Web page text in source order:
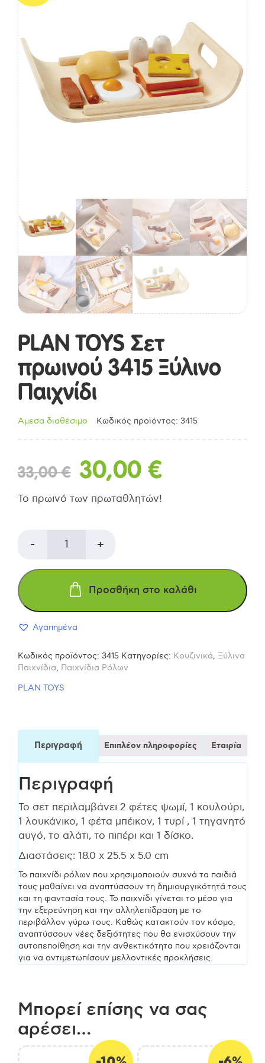
PLAN TOYS Σετ
πρωινού 3415 Ξύλινο
Παιχνίδι
Άμεσα διαθέσιμο Κωδικός προϊόντος: 3415
33,00€ Original
price
was:
33,00 €.
30,00 €Η
είναι:
30,00 €.
Το πρωινό των πρωταθλητών!
- PLAN
TOYS
πρωινού
3415
Ξύλινο
ποσότητα
+
Προσθήκη στο καλάθι
Αγαπημένα
Κωδικός προϊόντος: 3415 Κατηγορίες: Κουζινικά, Ξύλινα
Παιχνίδια, Παιχνίδια Ρόλων
PLAN TOYS
Περιγραφή Επιπλέον πληροφορίες Εταιρία
Περιγραφή
Το σετ περιλαμβάνει 2 φέτες ψωμί, 1 κουλούρι,
1 λουκάνικο, 1 φέτα μπέικον, 1 τυρί , 1 τηγανητό
αυγό, το αλάτι, το πιπέρι και 1 δίσκο.
Διαστάσεις: 18.0 x 25.5 x 5.0 cm
Το παιχνίδι ρόλων που χρησιμοποιούν συχνά τα παιδιά
τους μαθαίνει να αναπτύσσουν τη δημιουργικότητά τους
και τη φαντασία τους. Το παιχνίδι γίνεται το μέσο για
την εξερεύνηση και την αλληλεπίδραση με το
περιβάλλον γύρω τους. Καθώς κατακτούν τον κόσμο,
αναπτύσσουν νέες δεξιότητες που θα ενισχύσουν την
αυτοπεποίθηση και την ανθεκτικότητα που χρειάζονται
για να αντιμετωπίσουν μελλοντικές προκλήσεις.
Μπορεί επίσης να σας
αρέσει…